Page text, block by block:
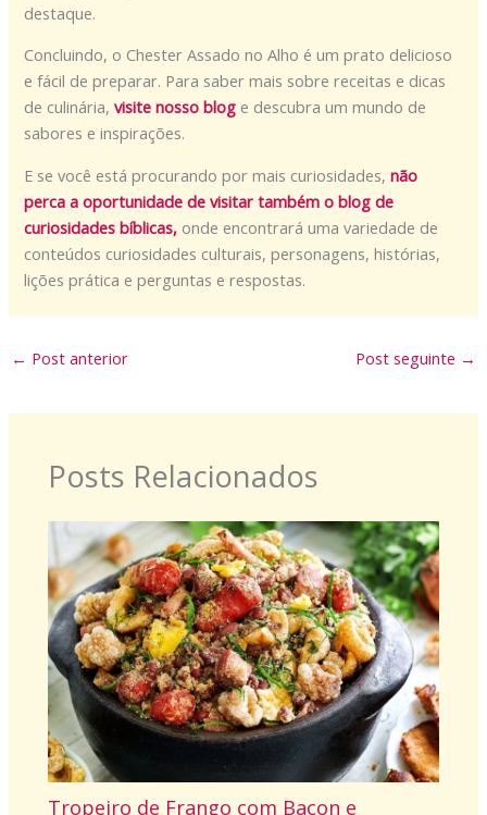
destaque.
Concluindo, o Chester Assado no Alho é um prato delicioso
e fácil de preparar. Para saber mais sobre receitas e dicas
de culinária,visite nosso blog e descubra um mundo de
sabores e inspirações.
E se você está procurando por mais curiosidades,não
perca a oportunidade de visitar também o blog de
curiosidades bíblicas, onde encontrará uma variedade de
conteúdos curiosidades culturais, personagens, histórias,
lições prática e perguntas e respostas.
← Post anterior Post seguinte →
Posts Relacionados
Tropeiro de Frango com Bacon e